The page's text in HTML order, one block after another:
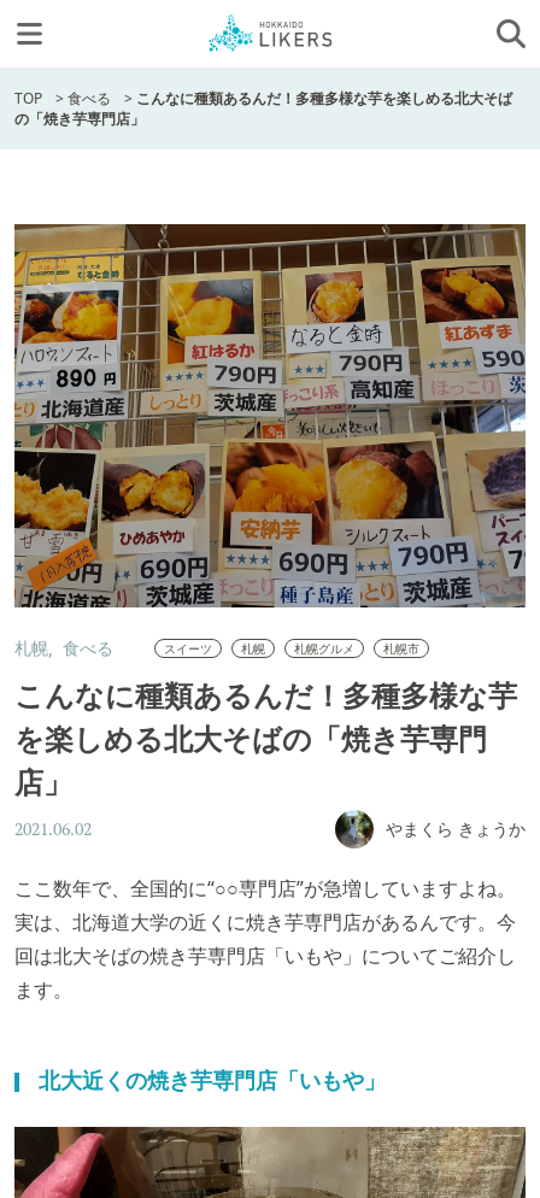
TOP >食べる > こんなに種類あるんだ！多種多様な芋を楽しめる北大そば
の「焼き芋専門店」
札幌 食べる スイーツ 札幌 札幌グルメ 札幌市
こんなに種類あるんだ！多種多様な芋
を楽しめる北大そばの「焼き芋専門
店」
2021.06.02 やまくら きょうか
ここ数年で、全国的に“○○専門店”が急増していますよね。
実は、北海道大学の近くに焼き芋専門店があるんです。今
回は北大そばの焼き芋専門店「いもや」についてご紹介し
ます。
北大近くの焼き芋専門店「いもや」